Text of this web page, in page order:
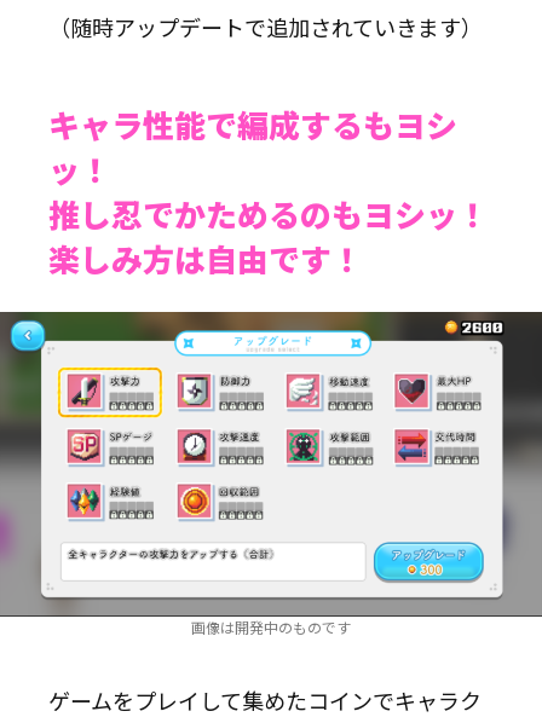
（随時アップデートで追加されていきます）
キャラ性能で編成するもヨシ
ッ！
推し忍でかためるのもヨシッ！
楽しみ方は自由です！
画像は開発中のものです
ゲームをプレイして集めたコインでキャラク